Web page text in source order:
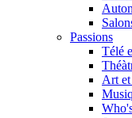
Passions
Télé
Art